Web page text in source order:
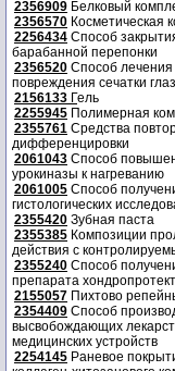
2356909 Белковый
2356570 Косметическая
2256434 Способ
барабанной перепонки
2356520 Способ лечения
повреждения сечатки
2156133 Гель
2255945 Полимерная
2355761 Средства
дифференцировки
2061043 Способ
урокиназы к нагреванию
2061005 Способ
гистологических
2355420 Зубная паста
2355385 Композиции
действия с
2355240 Способ
препарата
2155057 Пихтово
2354409 Способ
высвобождающих
медицинских устройств
2254145 Раневое